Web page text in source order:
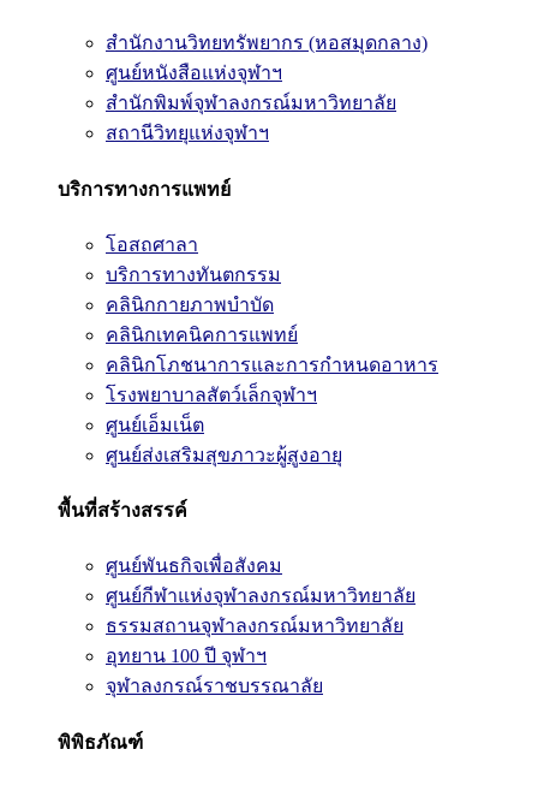
สำนักงานวิทยทรัพยากร (หอสมุดกลาง)
ศูนย์หนังสือแห่งจุฬาฯ
สำนักพิมพ์จุฬาลงกรณ์มหาวิทยาลัย
สถานีวิทยุแห่งจุฬาฯ
บริการทางการแพทย์
โอสถศาลา
บริการทางทันตกรรม
คลินิกกายภาพบำบัด
คลินิกเทคนิคการแพทย์
คลินิกโภชนาการและการกำหนดอาหาร
โรงพยาบาลสัตว์เล็กจุฬาฯ
ศูนย์เอ็มเน็ต
ศูนย์ส่งเสริมสุขภาวะผู้สูงอายุ
พื้นที่สร้างสรรค์
ศูนย์พันธกิจเพื่อสังคม
ศูนย์กีฬาแห่งจุฬาลงกรณ์มหาวิทยาลัย
ธรรมสถานจุฬาลงกรณ์มหาวิทยาลัย
อุทยาน 100 ปี จุฬาฯ
จุฬาลงกรณ์ราชบรรณาลัย
พิพิธภัณฑ์